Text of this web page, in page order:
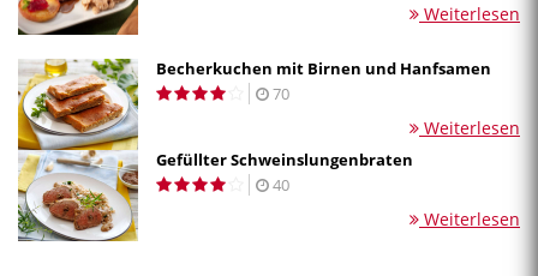
Weiterlesen
Becherkuchen mit Birnen und Hanfsamen
70
Weiterlesen
Gefüllter Schweinslungenbraten
40
Weiterlesen